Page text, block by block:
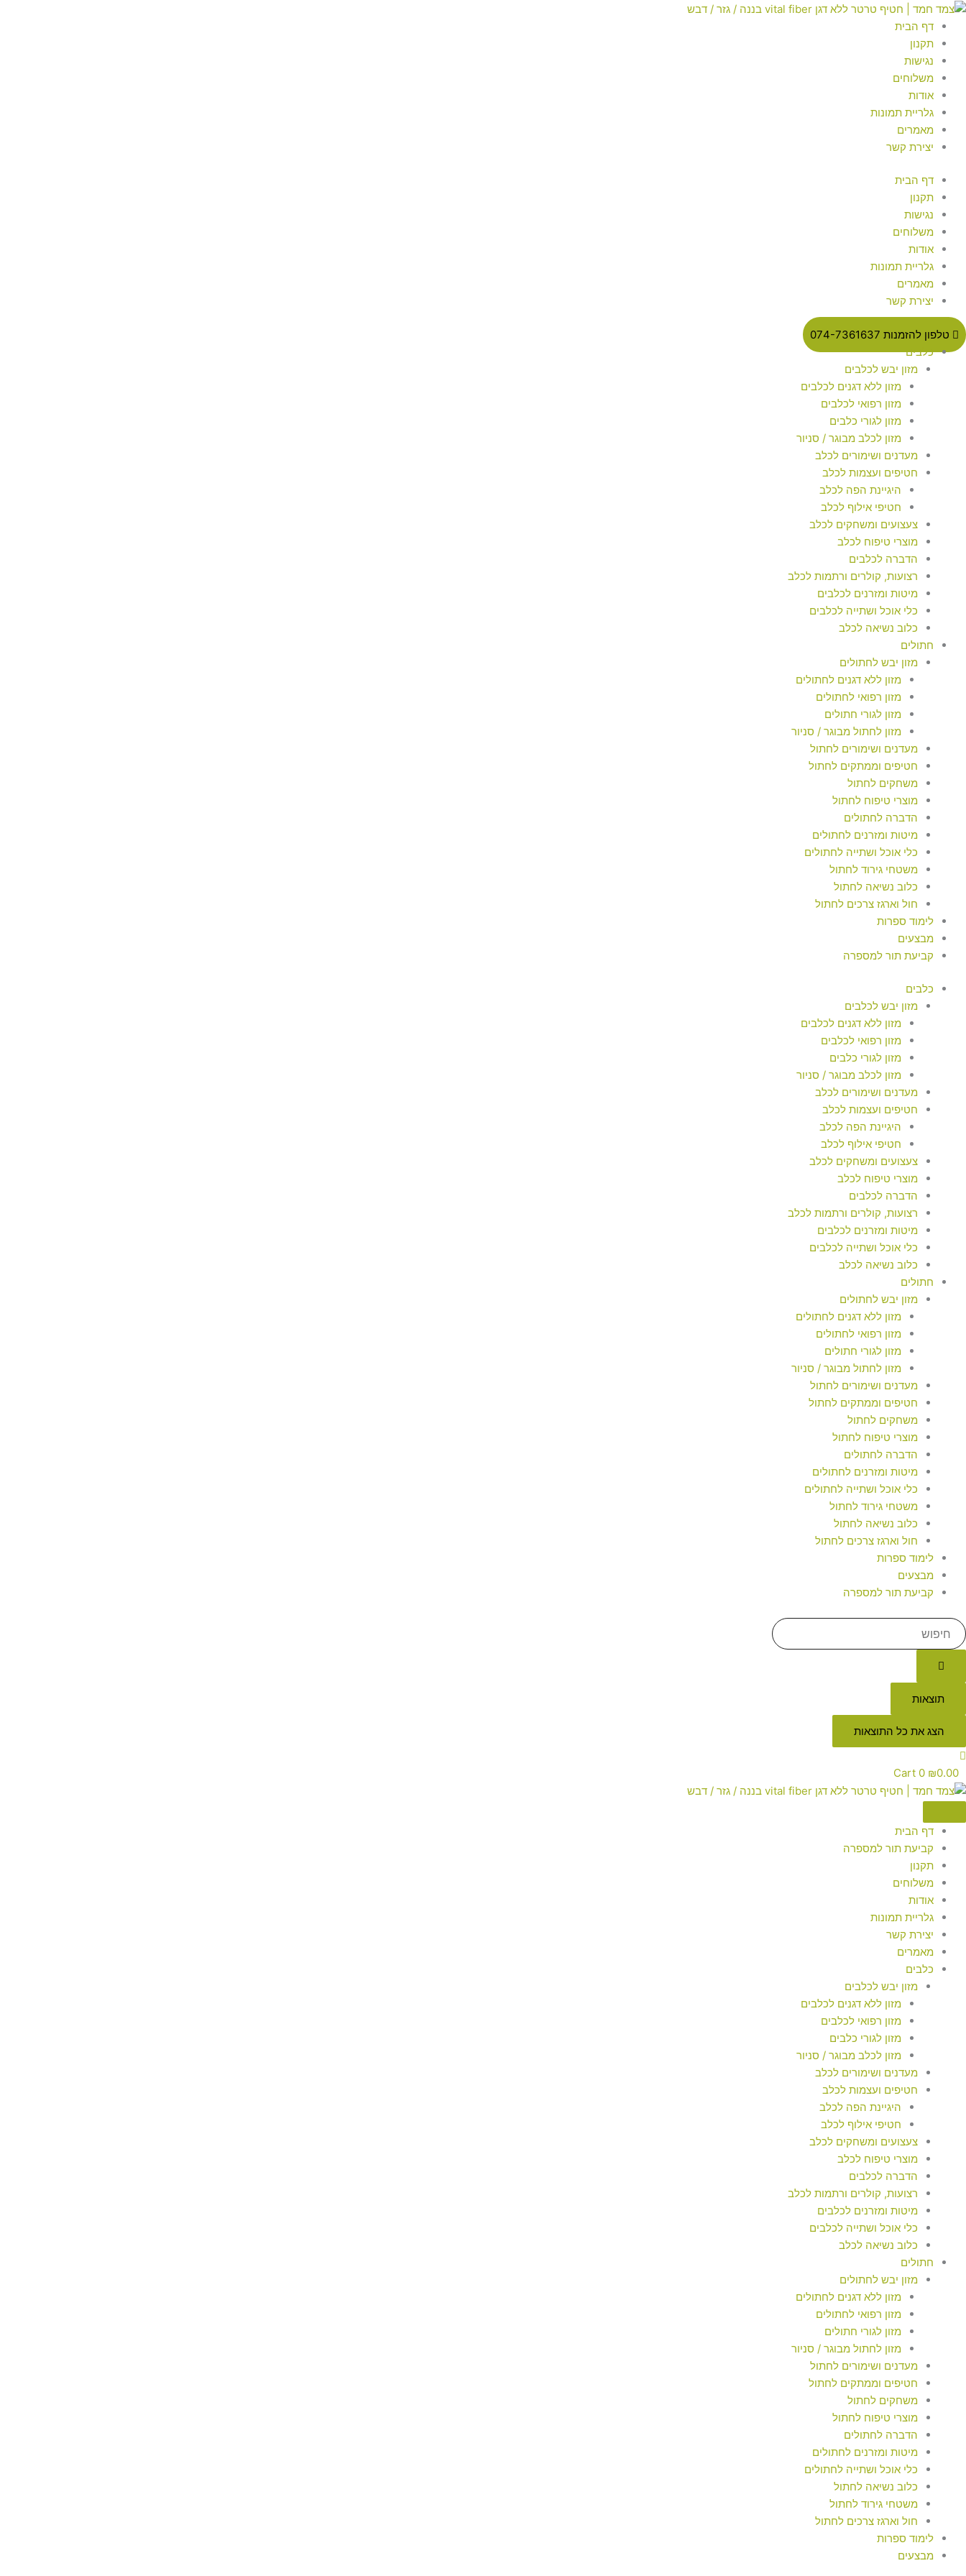
דילוג
לתוכן
דף הבית
תקנון
נגישות
משלוחים
אודות
גלריית תמונות
מאמרים
יצירת קשר
דף הבית
תקנון
נגישות
משלוחים
אודות
גלריית תמונות
מאמרים
יצירת קשר
טלפון להזמנות 074-7361637
כלבים
מזון יבש לכלבים
מזון ללא דגנים לכלבים
מזון רפואי לכלבים
מזון לגורי כלבים
מזון לכלב מבוגר / סניור
מעדנים ושימורים לכלב
חטיפים ועצמות לכלב
היגיינת הפה לכלב
חטיפי אילוף לכלב
צעצועים ומשחקים לכלב
מוצרי טיפוח לכלב
הדברה לכלבים
רצועות, קולרים ורתמות לכלב
מיטות ומזרנים לכלבים
כלי אוכל ושתייה לכלבים
כלוב נשיאה לכלב
חתולים
מזון יבש לחתולים
מזון ללא דגנים לחתולים
מזון רפואי לחתולים
מזון לגורי חתולים
מזון לחתול מבוגר / סניור
מעדנים ושימורים לחתול
חטיפים וממתקים לחתול
משחקים לחתול
מוצרי טיפוח לחתול
הדברה לחתולים
מיטות ומזרנים לחתולים
כלי אוכל ושתייה לחתולים
משטחי גירוד לחתול
כלוב נשיאה לחתול
חול וארגז צרכים לחתול
לימוד ספרות
מבצעים
קביעת תור למספרה
כלבים
מזון יבש לכלבים
מזון ללא דגנים לכלבים
מזון רפואי לכלבים
מזון לגורי כלבים
מזון לכלב מבוגר / סניור
מעדנים ושימורים לכלב
חטיפים ועצמות לכלב
היגיינת הפה לכלב
חטיפי אילוף לכלב
צעצועים ומשחקים לכלב
מוצרי טיפוח לכלב
הדברה לכלבים
רצועות, קולרים ורתמות לכלב
מיטות ומזרנים לכלבים
כלי אוכל ושתייה לכלבים
כלוב נשיאה לכלב
חתולים
מזון יבש לחתולים
מזון ללא דגנים לחתולים
מזון רפואי לחתולים
מזון לגורי חתולים
מזון לחתול מבוגר / סניור
מעדנים ושימורים לחתול
חטיפים וממתקים לחתול
משחקים לחתול
מוצרי טיפוח לחתול
הדברה לחתולים
מיטות ומזרנים לחתולים
כלי אוכל ושתייה לחתולים
משטחי גירוד לחתול
כלוב נשיאה לחתול
חול וארגז צרכים לחתול
לימוד ספרות
מבצעים
קביעת תור למספרה
Search
תוצאות
הצג את כל התוצאות
₪0.00
0
Cart
דף הבית
קביעת תור למספרה
תקנון
משלוחים
אודות
גלריית תמונות
יצירת קשר
מאמרים
כלבים
מזון יבש לכלבים
מזון ללא דגנים לכלבים
מזון רפואי לכלבים
מזון לגורי כלבים
מזון לכלב מבוגר / סניור
מעדנים ושימורים לכלב
חטיפים ועצמות לכלב
היגיינת הפה לכלב
חטיפי אילוף לכלב
צעצועים ומשחקים לכלב
מוצרי טיפוח לכלב
הדברה לכלבים
רצועות, קולרים ורתמות לכלב
מיטות ומזרנים לכלבים
כלי אוכל ושתייה לכלבים
כלוב נשיאה לכלב
חתולים
מזון יבש לחתולים
מזון ללא דגנים לחתולים
מזון רפואי לחתולים
מזון לגורי חתולים
מזון לחתול מבוגר / סניור
מעדנים ושימורים לחתול
חטיפים וממתקים לחתול
משחקים לחתול
מוצרי טיפוח לחתול
הדברה לחתולים
מיטות ומזרנים לחתולים
כלי אוכל ושתייה לחתולים
כלוב נשיאה לחתול
משטחי גירוד לחתול
חול וארגז צרכים לחתול
לימוד ספרות
מבצעים
Search
כמות
חטיף
טרטר
fiber
בננה